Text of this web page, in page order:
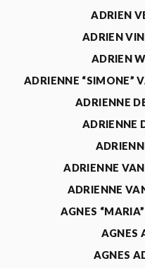
ADRIEN
ADRIEN
ADRIEN
ADRIENNE “SIMONE”
ADRIENNE
ADRIENNE
ADRIENNE
ADRIENNE
AGNES
AGNES
AGNES